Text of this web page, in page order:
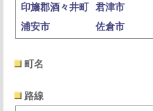
印旛郡酒々井町
君津市
浦安市
佐倉市
町名
路線